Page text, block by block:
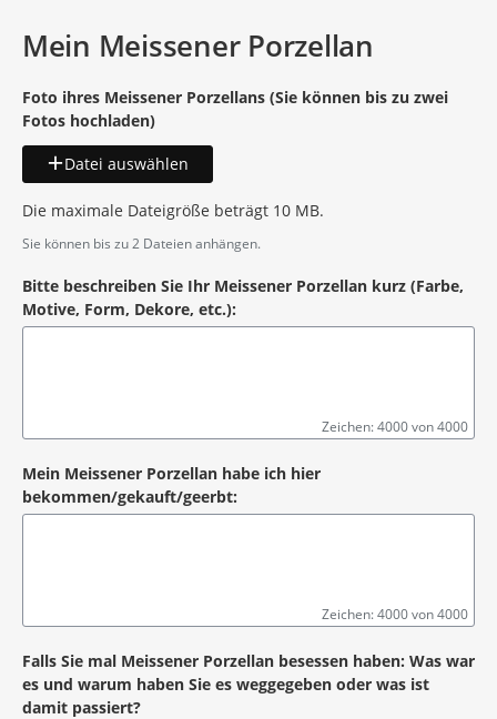
Mein Meissener Porzellan
Foto ihres Meissener Porzellans (Sie können bis zu zwei
Fotos hochladen)
Datei auswählen
Die maximale Dateigröße beträgt 10 MB.
Sie können bis zu 2 Dateien anhängen.
Bitte beschreiben Sie Ihr Meissener Porzellan kurz (Farbe,
Motive, Form, Dekore, etc.):
Zeichen: 4000 von 4000
Mein Meissener Porzellan habe ich hier
bekommen/gekauft/geerbt:
Zeichen: 4000 von 4000
Falls Sie mal Meissener Porzellan besessen haben: Was war
es und warum haben Sie es weggegeben oder was ist
damit passiert?